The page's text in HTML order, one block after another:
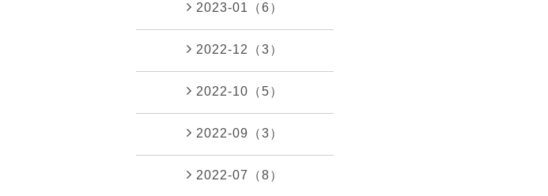
2023-01（6）
2022-12（3）
2022-10（5）
2022-09（3）
2022-07（8）